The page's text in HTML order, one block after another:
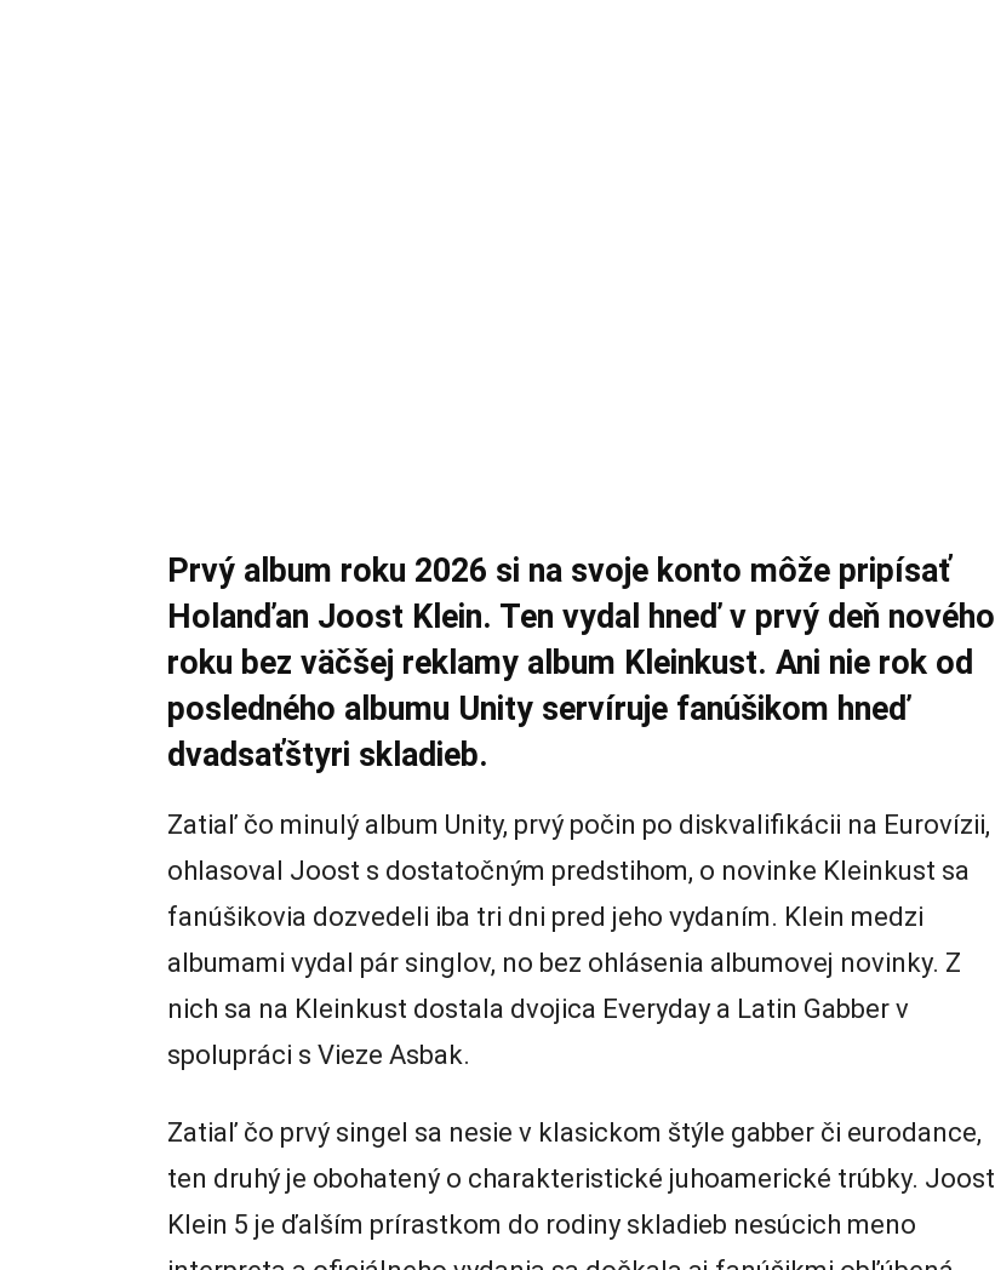
Prvý album roku 2026 si na svoje konto môže pripísať
Holanďan Joost Klein. Ten vydal hneď v prvý deň nového
roku bez väčšej reklamy album Kleinkust. Ani nie rok od
posledného albumu Unity servíruje fanúšikom hneď
dvadsaťštyri skladieb.
Zatiaľ čo minulý album Unity, prvý počin po diskvalifikácii na Eurovízii,
ohlasoval Joost s dostatočným predstihom, o novinke Kleinkust sa
fanúšikovia dozvedeli iba tri dni pred jeho vydaním. Klein medzi
albumami vydal pár singlov, no bez ohlásenia albumovej novinky. Z
nich sa na Kleinkust dostala dvojica Everyday a Latin Gabber v
spolupráci s Vieze Asbak.
Zatiaľ čo prvý singel sa nesie v klasickom štýle gabber či eurodance,
ten druhý je obohatený o charakteristické juhoamerické trúbky. Joost
Klein 5 je ďalším prírastkom do rodiny skladieb nesúcich meno